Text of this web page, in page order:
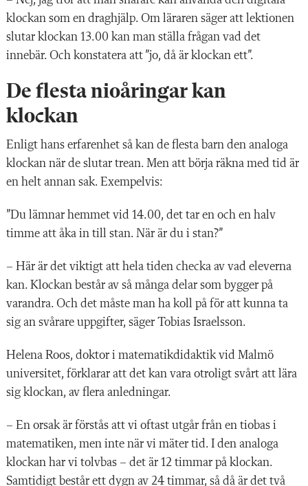
klockan som en draghjälp. Om läraren säger att lektionen
slutar klockan 13.00 kan man ställa frågan vad det
innebär. Och konstatera att ”jo, då är klockan ett”.
De flesta nioåringar kan
klockan
Enligt hans erfarenhet så kan de flesta barn den analoga
klockan när de slutar trean. Men att börja räkna med tid är
en helt annan sak. Exempelvis:
”Du lämnar hemmet vid 14.00, det tar en och en halv
timme att åka in till stan. När är du i stan?”
– Här är det viktigt att hela tiden checka av vad eleverna
kan. Klockan består av så många delar som bygger på
varandra. Och det måste man ha koll på för att kunna ta
sig an svårare uppgifter, säger Tobias Israelsson.
Helena Roos, doktor i matematikdidaktik vid Malmö
universitet, förklarar att det kan vara otroligt svårt att lära
sig klockan, av flera anledningar.
– En orsak är förstås att vi oftast utgår från en tiobas i
matematiken, men inte när vi mäter tid. I den analoga
klockan har vi tolvbas – det är 12 timmar på klockan.
Samtidigt består ett dygn av 24 timmar, så då är det två